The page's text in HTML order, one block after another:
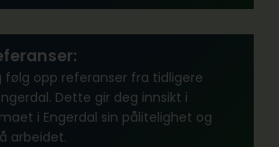
følg opp referanser fra tidligere
Dette gir deg innsikt i
i Engerdal sin pålitelighet og
arbeidet.